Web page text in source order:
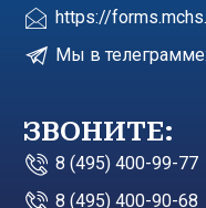
https://
Мы в
ЗВОНИТЕ:
8 (495) 400-99-77
8 (495) 400-90-68